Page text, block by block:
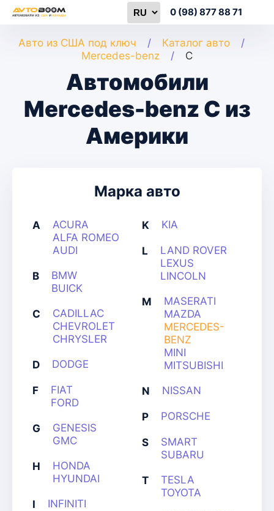
0 (98) 877 88 71
Авто из США под ключ
Каталог авто
Mercedes-benz
C
Автомобили
Mercedes-benz C из
Америки
Марка авто
A
ACURA
ALFA ROMEO
AUDI
B
BMW
BUICK
C
CADILLAC
CHEVROLET
CHRYSLER
D DODGE
F
FIAT
FORD
G
GENESIS
GMC
H
HONDA
HYUNDAI
I INFINITI
K KIA
L
LAND ROVER
LEXUS
LINCOLN
M
MASERATI
MAZDA
MERCEDES-
BENZ
MINI
MITSUBISHI
N NISSAN
P PORSCHE
S
SMART
SUBARU
T
TESLA
TOYOTA